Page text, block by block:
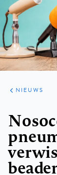
ARTIKELEN
HET
KORT
NIEUWS